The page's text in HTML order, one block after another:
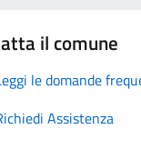
il comune
le domande
Assistenza